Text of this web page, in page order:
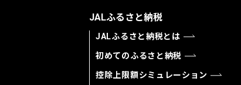
JALふるさと納税
JALふるさと納税とは
初めてのふるさと納税
控除上限額シミュレーション